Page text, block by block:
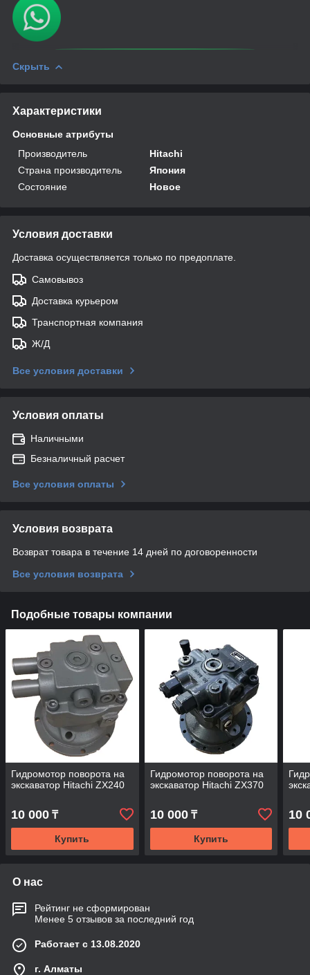
Скрыть
Характеристики
Основные атрибуты
Производитель
Hitachi
Страна производитель
Япония
Состояние
Новое
Условия доставки
Доставка осуществляется только по предоплате.
Самовывоз
Доставка курьером
Транспортная компания
Ж/Д
Все условия доставки
Условия оплаты
Наличными
Безналичный расчет
Все условия оплаты
Условия возврата
Возврат товара в течение 14 дней по договоренности
Все условия возврата
Подобные товары компании
Гидромотор поворота на
экскаватор Hitachi ZX240
10 000 ₸
Купить
Гидромотор поворота на
экскаватор Hitachi ZX370
10 000₸
Купить
10
О нас
Рейтинг не сформирован
Менее 5 отзывов за последний год
Работает с 13.08.2020
г. Алматы